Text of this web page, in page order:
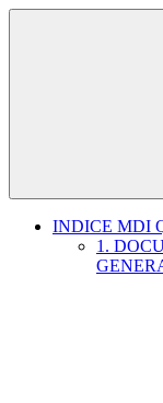
INDICE MDI
1.